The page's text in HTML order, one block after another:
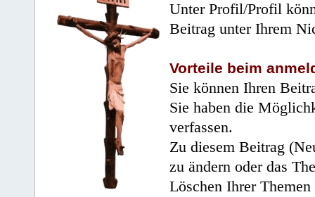
Unter Profil/Profil
Beitrag unter Ihrem
Vorteile beim
Sie können Ihren
Sie haben die
verfassen.
Zu diesem Beitrag
zu ändern oder das
Löschen Ihrer